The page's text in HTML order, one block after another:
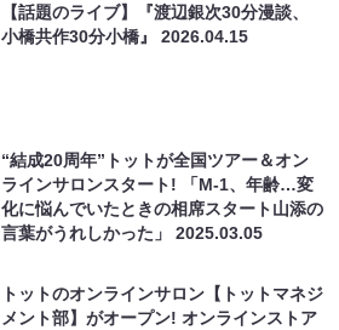
【話題のライブ】『渡辺銀次30分漫談、
小橋共作30分小橋』2026.04.15
“結成20周年”トットが全国ツアー＆オン
ラインサロンスタート! 「M-1、年齢…変
化に悩んでいたときの相席スタート山添の
言葉がうれしかった」2025.03.05
トットのオンラインサロン【トットマネジ
メント部】がオープン! オンラインストア